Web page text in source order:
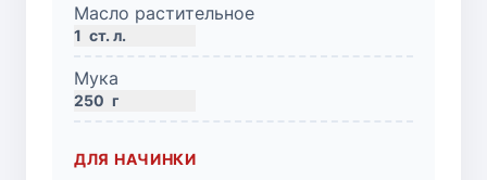
Масло растительное
1 ст. л.
Мука
250 г
ДЛЯ НАЧИНКИ